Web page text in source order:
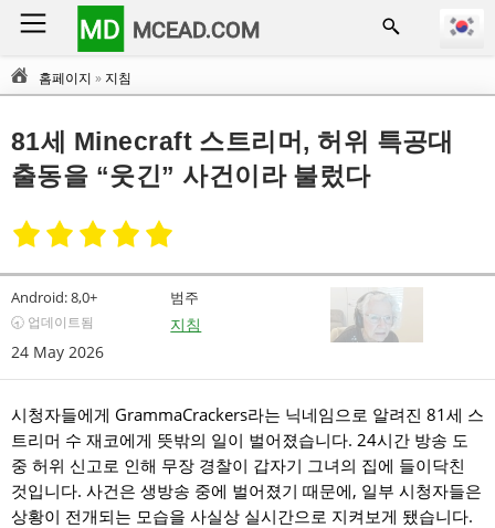
MD MCEAD.COM
홈페이지 » 지침
81세 Minecraft 스트리머, 허위 특공대
출동을 “웃긴” 사건이라 불렀다
Android:8,0+
🕣 업데이트됨
24 May 2026
범주
지침
시청자들에게 GrammaCrackers라는 닉네임으로 알려진 81세 스
트리머 수 재코에게 뜻밖의 일이 벌어졌습니다. 24시간 방송 도
중 허위 신고로 인해 무장 경찰이 갑자기 그녀의 집에 들이닥친
것입니다. 사건은 생방송 중에 벌어졌기 때문에, 일부 시청자들은
상황이 전개되는 모습을 사실상 실시간으로 지켜보게 됐습니다.